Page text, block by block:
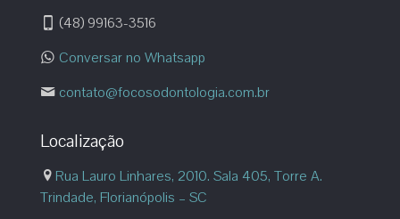
(48) 99163-3516
Conversar no Whatsapp
contato@focosodontologia.com.br
Localização
Rua Lauro Linhares, 2010. Sala 405, Torre A.
Trindade, Florianópolis – SC